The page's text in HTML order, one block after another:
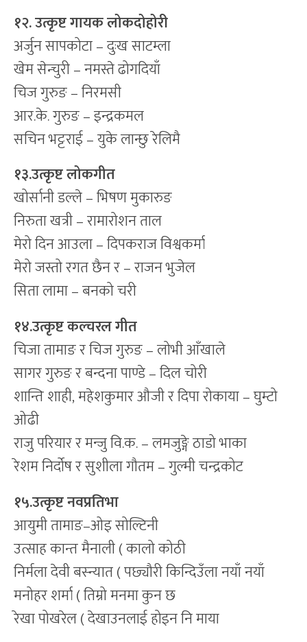
१२. उत्कृष्ट गायक लोकदोहोरी
अर्जुन सापकोटा – दुःख साटम्ला
खेम सेन्चुरी – नमस्ते ढोगदियाँ
चिज गुरुङ – निरमसी
आर.के. गुरुङ – इन्द्रकमल
सचिन भट्टराई – युके लान्छु रेलिमै
१३.उत्कृष्ट लोकगीत
खोर्सानी डल्ले – भिषण मुकारुङ
निरुता खत्री – रामारोशन ताल
मेरो दिन आउला – दिपकराज विश्वकर्मा
मेरो जस्तो रगत छैन र – राजन भुजेल
सिता लामा – बनको चरी
१४.उत्कृष्ट कल्चरल गीत
चिजा तामाङ र चिज गुरुङ – लोभी आँखाले
सागर गुरुङ र बन्दना पाण्डे – दिल चोरी
शान्ति शाही, महेशकुमार औजी र दिपा रोकाया – घुम्टो
ओढी
राजु परियार र मन्जु वि.क. – लमजुङ्गे ठाडो भाका
रेशम निर्दोष र सुशीला गौतम – गुल्मी चन्द्रकोट
१५.उत्कृष्ट नवप्रतिभा
आयुमी तामाङ–ओइ सोल्टिनी
उत्साह कान्त मैनाली ( कालो कोठी
निर्मला देवी बस्न्यात ( पछ्यौरी किन्दिउँला नयाँ नयाँ
मनोहर शर्मा ( तिम्रो मनमा कुन छ
रेखा पोखरेल ( देखाउनलाई होइन नि माया